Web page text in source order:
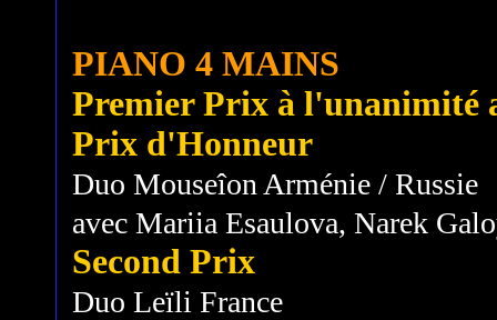
PIANO 4 MAINS
Premier Prix à l'unanimité
Prix d'Honneur
Duo Mouseîon Arménie / Russie
avec Mariia Esaulova, Narek
Second Prix
Duo Leïli France